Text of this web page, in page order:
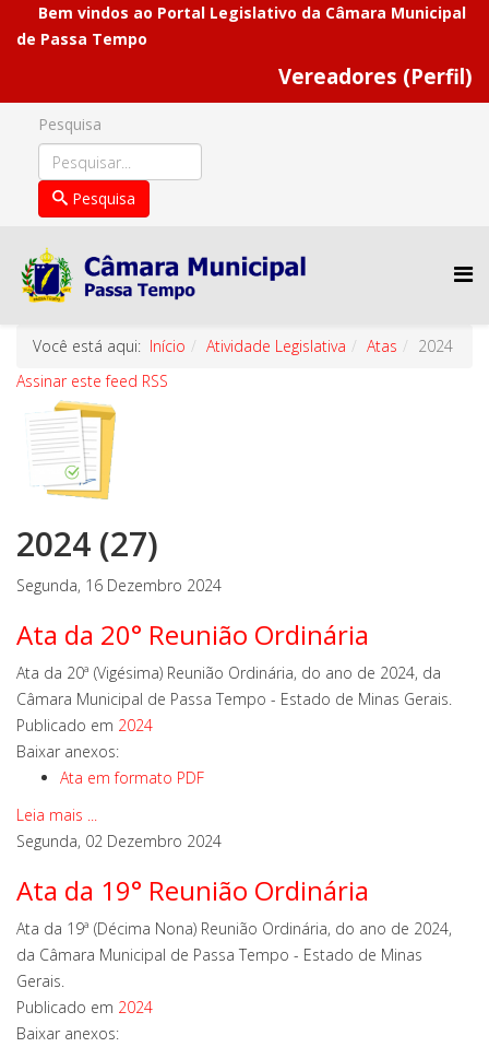
Bem vindos ao Portal Legislativo da Câmara Municipal
de Passa Tempo
Vereadores (Perfil)
Pesquisa
Pesquisa
Você está aqui: Início Atividade Legislativa Atas
2024
Assinar este feed RSS
2024 (27)
Segunda, 16 Dezembro 2024
Ata da 20° Reunião Ordinária
Ata da 20ª (Vigésima) Reunião Ordinária, do ano de 2024, da
Câmara Municipal de Passa Tempo - Estado de Minas Gerais.
Publicado em 2024
Baixar anexos:
Ata em formato PDF
Leia mais ...
Segunda, 02 Dezembro 2024
Ata da 19° Reunião Ordinária
Ata da 19ª (Décima Nona) Reunião Ordinária, do ano de 2024,
da Câmara Municipal de Passa Tempo - Estado de Minas
Gerais.
Publicado em 2024
Baixar anexos: